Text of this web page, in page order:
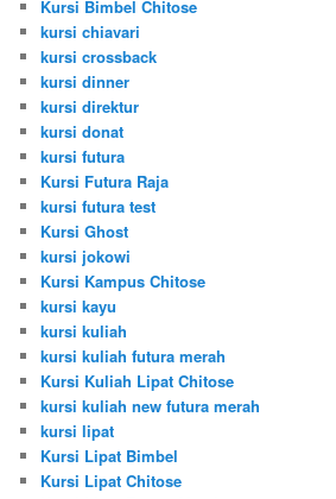
Kursi Bimbel Chitose
kursi chiavari
kursi crossback
kursi dinner
kursi direktur
kursi donat
kursi futura
Kursi Futura Raja
kursi futura test
Kursi Ghost
kursi jokowi
Kursi Kampus Chitose
kursi kayu
kursi kuliah
kursi kuliah futura merah
Kursi Kuliah Lipat Chitose
kursi kuliah new futura merah
kursi lipat
Kursi Lipat Bimbel
Kursi Lipat Chitose